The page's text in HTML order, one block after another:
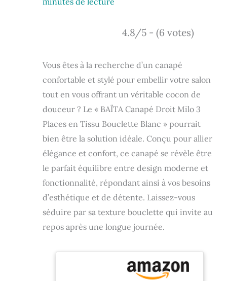
4.8/5 - (6 votes)
Vous êtes à la recherche d’un canapé
confortable et stylé pour embellir votre salon
tout en vous offrant un véritable cocon de
douceur ? Le « BAÏTA Canapé Droit Milo 3
Places en Tissu Bouclette Blanc » pourrait
bien être la solution idéale. Conçu pour allier
élégance et confort, ce canapé se révèle être
le parfait équilibre entre design moderne et
fonctionnalité, répondant ainsi à vos besoins
d’esthétique et de détente. Laissez-vous
séduire par sa texture bouclette qui invite au
repos après une longue journée.